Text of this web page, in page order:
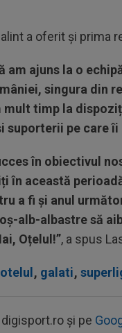
a oferit și prima
am ajuns la o
singura din
mult timp la
suporterii pe care
în obiectivul
în această
a fi și anul
alb-albastre să
Oțelul!”, a spus
otelul , galati,
și pe